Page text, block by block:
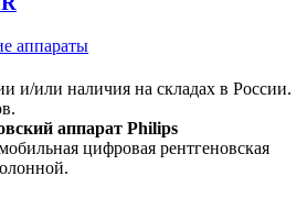
аппараты
и/или наличия на складах в России.
аппарат Philips
цифровая рентгеновская